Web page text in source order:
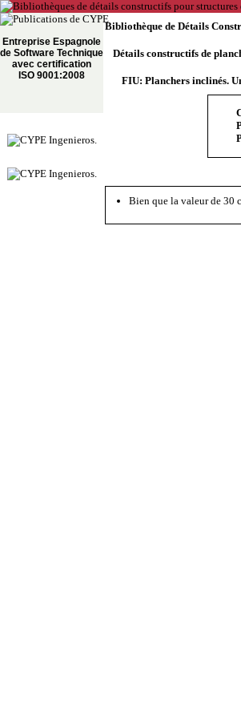
Entreprise Espagnole
de Software Technique
avec certification
ISO 9001:2008
Bibliothèque de Détails
Détails constructifs de
FIU: Planchers inclinés.
Bien que la valeur de 30